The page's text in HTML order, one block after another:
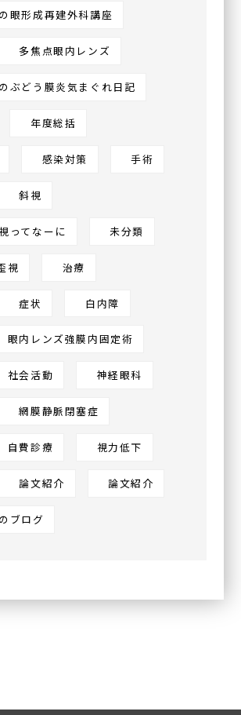
0083
ンタウン守口3階
22-24
眼形成再建外科講座
多焦点眼内レンズ
ぶどう膜炎気まぐれ日記
年度総括
感染対策 手術
斜視
ってなーに 未分類
視 治療
症状 白内障
眼内レンズ強膜内固定術
社会活動 神経眼科
網膜静脈閉塞症
自費診療 視力低下
論文紹介 論文紹介
ブログ